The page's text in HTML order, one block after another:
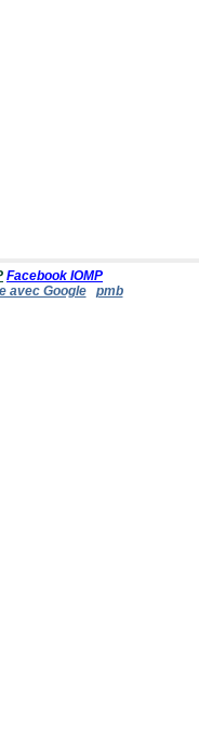
Facebook IOMP
avec Google
pmb